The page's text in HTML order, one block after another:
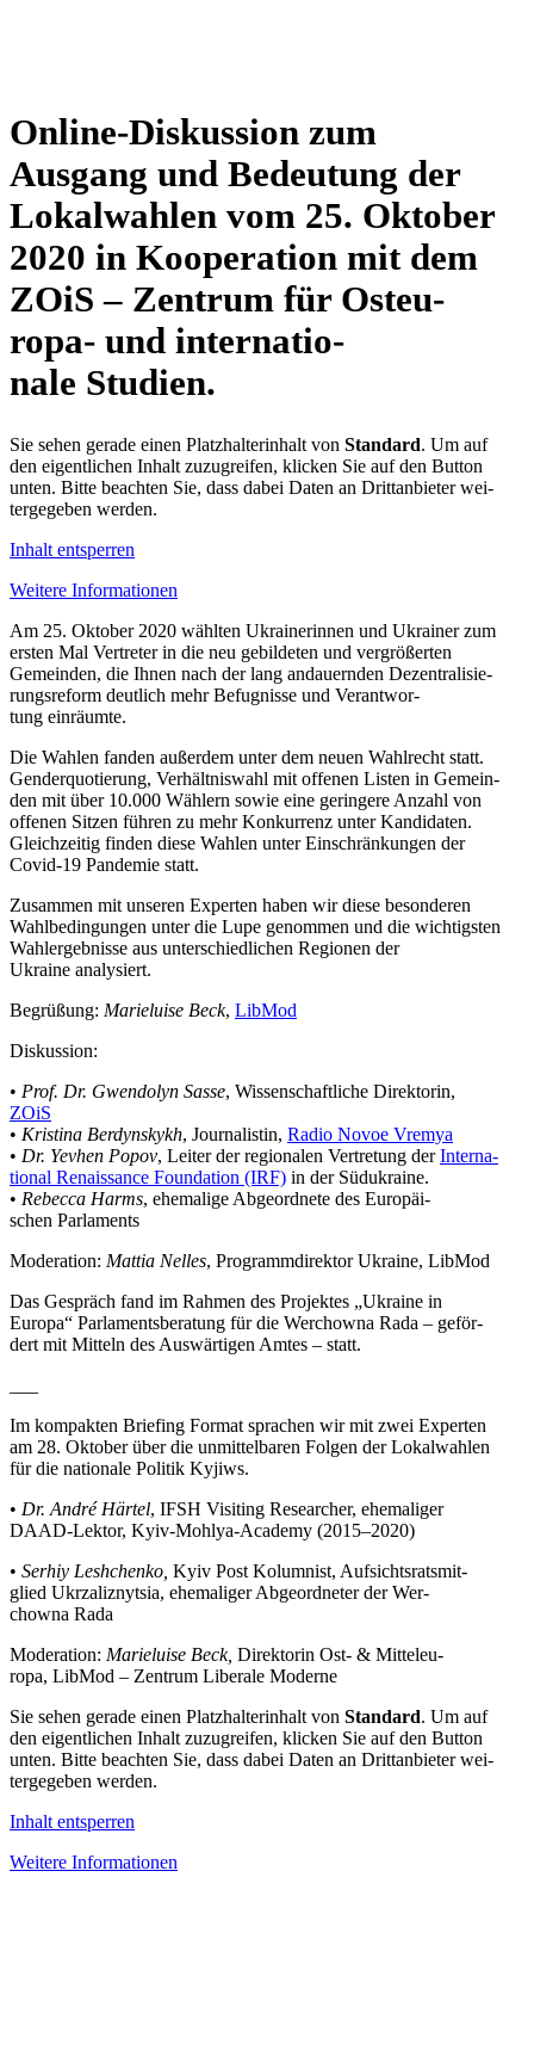
Online-Dis­kus­sion zum
Ausgang und Bedeu­tung der
Lokal­wah­len vom 25. Oktober
2020 in Koope­ra­tion mit dem
ZOiS – Zentrum für Ost­eu­
ropa- und inter­na­tio­
nale Studien.
Sie sehen gerade einen Platz­hal­ter­in­halt von Stan­dard. Um auf
den eigent­li­chen Inhalt zuzu­grei­fen, klicken Sie auf den Button
unten. Bitte beach­ten Sie, dass dabei Daten an Dritt­an­bie­ter wei­
ter­ge­ge­ben werden.
Inhalt ent­sper­ren
Weitere Infor­ma­tio­nen
Am 25. Oktober 2020 wählten Ukrai­ne­rin­nen und Ukrai­ner zum
ersten Mal Ver­tre­ter in die neu gebil­de­ten und ver­grö­ßer­ten
Gemein­den, die Ihnen nach der lang andau­ern­den Dezen­tra­li­sie­
rungs­re­form deut­lich mehr Befug­nisse und Ver­ant­wor­
tung einräumte.
Die Wahlen fanden außer­dem unter dem neuen Wahl­recht statt.
Gen­der­quo­tie­rung, Ver­hält­nis­wahl mit offenen Listen in Gemein­
den mit über 10.000 Wählern sowie eine gerin­gere Anzahl von
offenen Sitzen führen zu mehr Kon­kur­renz unter Kan­di­da­ten.
Gleich­zei­tig finden diese Wahlen unter Ein­schrän­kun­gen der
Covid-19 Pan­de­mie statt.
Zusam­men mit unseren Exper­ten haben wir diese beson­de­ren
Wahl­be­din­gun­gen unter die Lupe genom­men und die wich­tigs­ten
Wahl­er­geb­nisse aus unter­schied­li­chen Regio­nen der
Ukraine analysiert.
Begrü­ßung: Marie­luise Beck, LibMod
Dis­kus­sion:
• Prof. Dr. Gwen­d­olyn Sasse, Wis­sen­schaft­li­che Direk­to­rin,
ZOiS
• Kris­tina Ber­dyn­skykh, Jour­na­lis­tin, Radio Novoe Vremya
• Dr. Yevhen Popov, Leiter der regio­na­len Ver­tre­tung derInter­na­
tio­nal Renais­sance Foun­da­tion (IRF) in der Südukraine.
• Rebecca Harms, ehe­ma­lige Abge­ord­nete des Euro­päi­
schen Parlaments
Mode­ra­tion: Mattia Nelles, Pro­gramm­di­rek­tor Ukraine, LibMod
Das Gespräch fand im Rahmen des Pro­jek­tes „Ukraine in
Europa“ Par­la­ments­be­ra­tung für die Wer­chowna Rada – geför­
dert mit Mitteln des Aus­wär­ti­gen Amtes – statt.
Im kom­pak­ten Brie­fing Format spra­chen wir mit zwei Exper­ten
am 28. Oktober über die unmit­tel­ba­ren Folgen der Lokal­wah­len
für die natio­nale Politik Kyjiws.
• Dr. André Härtel, IFSH Visi­ting Rese­ar­cher, ehe­ma­li­ger
DAAD-Lektor, Kyiv-Mohlya-Academy (2015–2020)
• Serhiy Lesh­chenko, Kyiv Post Kolum­nist, Auf­sichts­rats­mit­
glied Ukrz­a­liz­nyt­sia, ehe­ma­li­ger Abge­ord­ne­ter der Wer­
chowna Rada
Mode­ra­tion: Marie­luise Beck, Direk­to­rin Ost- & Mit­tel­eu­
ropa, LibMod – Zentrum Libe­rale Moderne
Sie sehen gerade einen Platz­hal­ter­in­halt von Stan­dard. Um auf
den eigent­li­chen Inhalt zuzu­grei­fen, klicken Sie auf den Button
unten. Bitte beach­ten Sie, dass dabei Daten an Dritt­an­bie­ter wei­
ter­ge­ge­ben werden.
Inhalt ent­sper­ren
Weitere Infor­ma­tio­nen